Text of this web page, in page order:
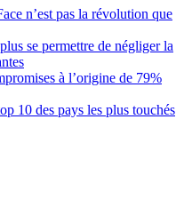
n’est pas la révolution que
se permettre de négliger la
à l’origine de 79%
10 des pays les plus touchés